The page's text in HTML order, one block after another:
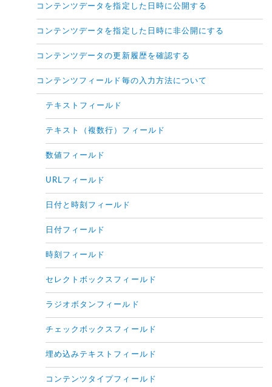
コンテンツデータを指定した日時に公開する
コンテンツデータを指定した日時に非公開にする
コンテンツデータの更新履歴を確認する
コンテンツフィールド毎の入力方法について
テキストフィールド
テキスト（複数行）フィールド
数値フィールド
URLフィールド
日付と時刻フィールド
日付フィールド
時刻フィールド
セレクトボックスフィールド
ラジオボタンフィールド
チェックボックスフィールド
埋め込みテキストフィールド
コンテンツタイプフィールド